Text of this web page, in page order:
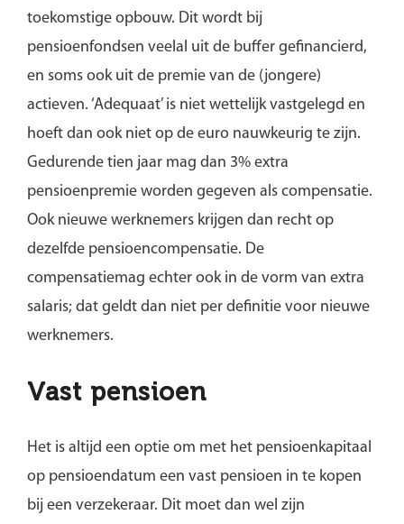
toekomstige opbouw. Dit wordt bij
pensioenfondsen veelal uit de buffer gefinancierd,
en soms ook uit de premie van de (jongere)
actieven. ‘Adequaat’ is niet wettelijk vastgelegd en
hoeft dan ook niet op de euro nauwkeurig te zijn.
Gedurende tien jaar mag dan 3% extra
pensioenpremie worden gegeven als compensatie.
Ook nieuwe werknemers krijgen dan recht op
dezelfde pensioencompensatie. De
compensatiemag echter ook in de vorm van extra
salaris; dat geldt dan niet per definitie voor nieuwe
werknemers.
Vast pensioen
Het is altijd een optie om met het pensioenkapitaal
op pensioendatum een vast pensioen in te kopen
bij een verzekeraar. Dit moet dan wel zijn